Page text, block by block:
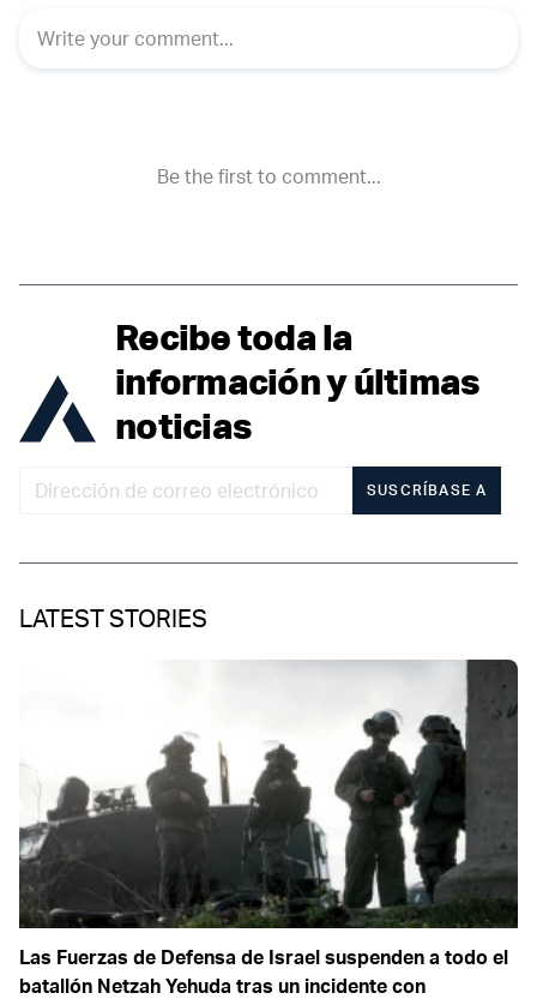
Recibe toda la
información y últimas
noticias
SUSCRÍBASE A
LATEST STORIES
Las Fuerzas de Defensa de Israel suspenden a todo el
batallón Netzah Yehuda tras un incidente con